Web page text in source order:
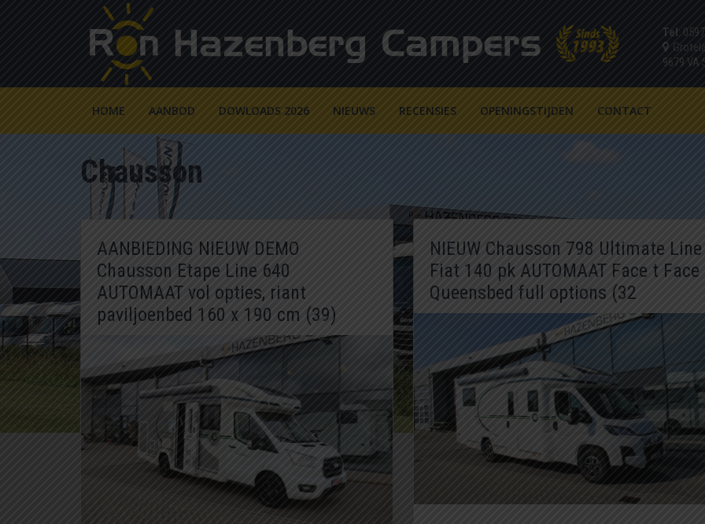
Tel:
9679 VA
HOME AANBOD DOWLOADS 2026 NIEUWS RECENSIES OPENINGSTIJDEN CONTACT
Chausson
AANBIEDING NIEUW DEMO
Chausson Etape Line 640
AUTOMAAT vol opties, riant
paviljoenbed 160 x 190 cm (39)
NIEUW Chausson 798 Ultimate Line
Fiat 140 pk AUTOMAAT Face t Face
Queensbed full options (32